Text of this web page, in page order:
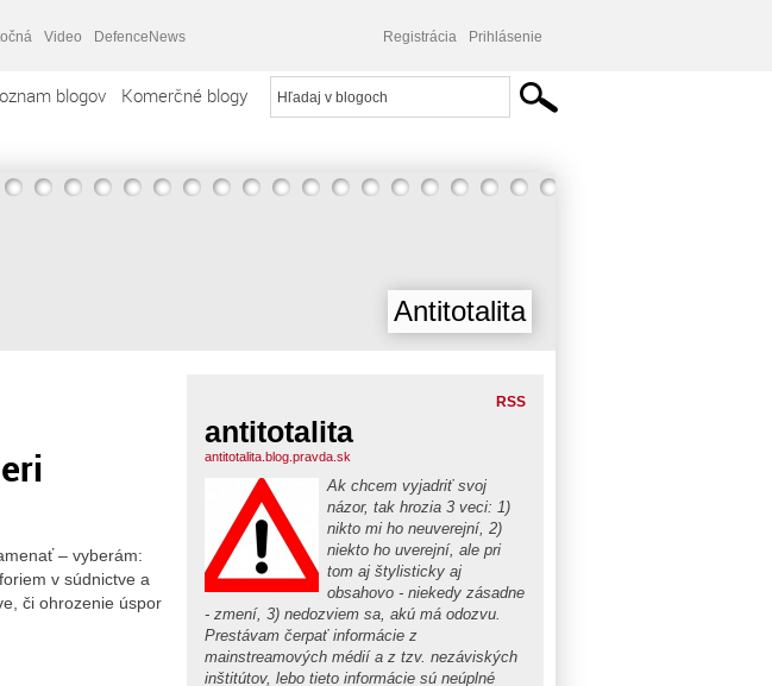
Video DefenceNews Registrácia Prihlásenie
blogov Komerčné blogy
Antitotalita
– vyberám:
v súdnictve a
či ohrozenie úspor
RSS
antitotalita
antitotalita.blog.pravda.sk
Ak chcem vyjadriť svoj
názor, tak hrozia 3 veci: 1)
nikto mi ho neuverejní, 2)
niekto ho uverejní, ale pri
tom aj štylisticky aj
obsahovo - niekedy zásadne
- zmení, 3) nedozviem sa, akú má odozvu.
Prestávam čerpať informácie z
mainstreamových médií a z tzv. nezáviských
inštitútov, lebo tieto informácie sú neúplné